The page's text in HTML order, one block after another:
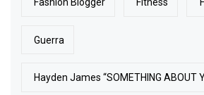
Guerra
Hayden James “SOMETHING ABOUT